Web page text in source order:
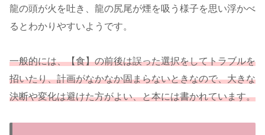
龍の頭が火を吐き、龍の尻尾が煙を吸う様子を思い浮かべ
るとわかりやすいようです。
一般的には、【食】の前後は誤った選択をしてトラブルを
招いたり、計画がなかなか固まらないときなので、大きな
決断や変化は避けた方がよい、と本には書かれています。